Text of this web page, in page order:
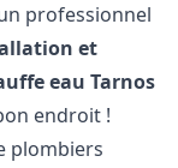
professionnel
et
eau Tarnos
endroit !
plombiers